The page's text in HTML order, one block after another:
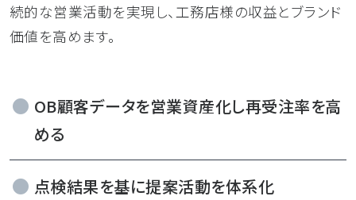
続的な営業活動を実現し、工務店様の収益とブランド
価値を高めます。
OB顧客データを営業資産化し再受注率を高
める
点検結果を基に提案活動を体系化